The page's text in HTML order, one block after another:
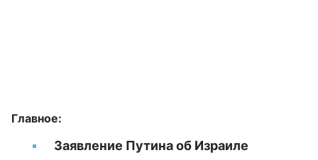
Главное:
Заявление Путина об Израиле